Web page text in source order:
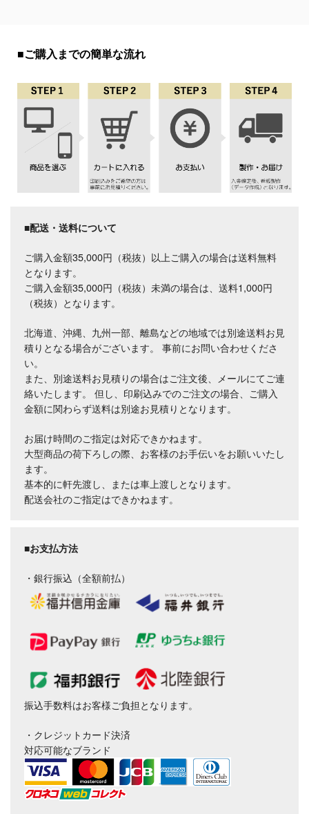
■ご購入までの簡単な流れ
■配送・送料について
ご購入金額35,000円（税抜）以上ご購入の場合は送料無料
となります。
ご購入金額35,000円（税抜）未満の場合は、送料1,000円
（税抜）となります。
北海道、沖縄、九州一部、離島などの地域では別途送料お見
積りとなる場合がございます。 事前にお問い合わせくださ
い。
また、別途送料お見積りの場合はご注文後、メールにてご連
絡いたします。 但し、印刷込みでのご注文の場合、ご購入
金額に関わらず送料は別途お見積りとなります。
お届け時間のご指定は対応できかねます。
大型商品の荷下ろしの際、お客様のお手伝いをお願いいたし
ます。
基本的に軒先渡し、または車上渡しとなります。
配送会社のご指定はできかねます。
■お支払方法
・銀行振込（全額前払）
振込手数料はお客様ご負担となります。
・クレジットカード決済
対応可能なブランド